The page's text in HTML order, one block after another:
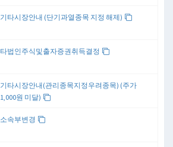
기타시장안내 (단기과열종목 지정 해제)
타법인주식및출자증권취득결정
기타시장안내(관리종목지정우려종목) (주가
1,000원 미달)
소속부변경